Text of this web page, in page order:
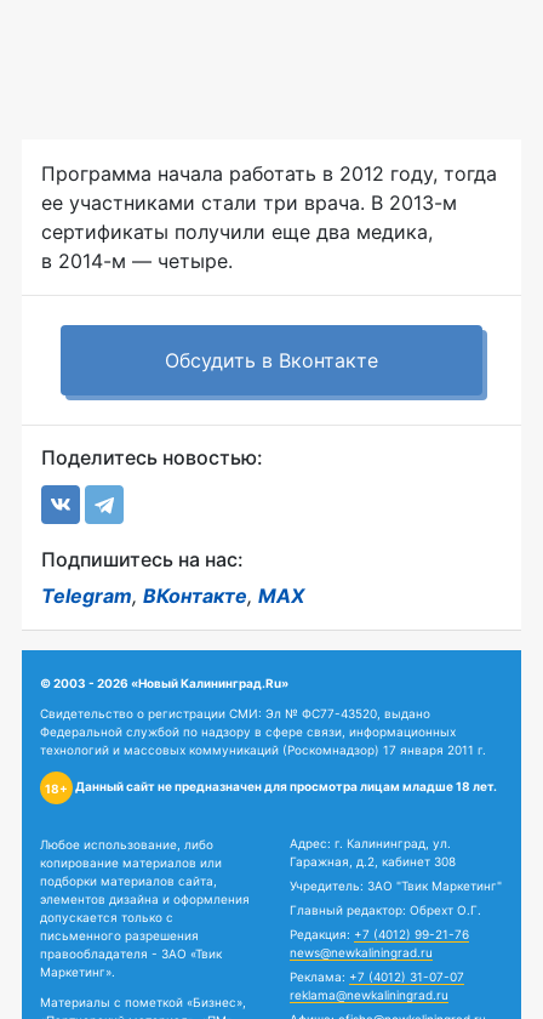
Программа начала работать в 2012 году, тогда
ее участниками стали три врача. В 2013-м
сертификаты получили еще два медика,
в 2014-м — четыре.
Обсудить в Вконтакте
Поделитесь новостью:
Подпишитесь на нас:
Telegram, ВКонтакте, MAX
© 2003 - 2026 «Новый Калининград.Ru»
Свидетельство о регистрации СМИ: Эл № ФС77-43520, выдано
Федеральной службой по надзору в сфере связи, информационных
технологий и массовых коммуникаций (Роскомнадзор) 17 января 2011 г.
18+ Данный сайт не предназначен для просмотра лицам младше 18 лет.
Любое использование, либо
копирование материалов или
подборки материалов сайта,
элементов дизайна и оформления
допускается только с
письменного разрешения
правообладателя - ЗАО «Твик
Маркетинг».
Материалы с пометкой «Бизнес»,
Адрес: г. Калининград, ул.
Гаражная, д.2, кабинет 308
Учредитель: ЗАО "Твик Маркетинг"
Главный редактор: Обрехт О.Г.
Редакция: +7 (4012) 99-21-76
news@newkaliningrad.ru
Реклама: +7 (4012) 31-07-07
reklama@newkaliningrad.ru